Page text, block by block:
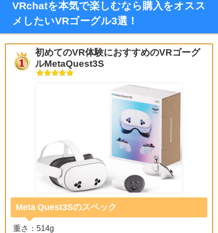
VRchatを本気で楽しむなら購入をオスス
メしたいVRゴーグル3選！
初めてのVR体験におすすめのVRゴーグ
ルMetaQuest3S
Meta Quest3Sのスペック
重さ：514g